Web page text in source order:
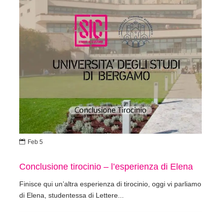
Conclusione tirocinio – l’esperienza di Elena
Finisce qui un’altra esperienza di tirocinio, oggi vi parliamo
di Elena, studentessa di Lettere...
 Feb 5